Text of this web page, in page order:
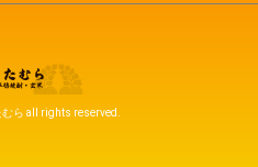
ら all rights reserved.